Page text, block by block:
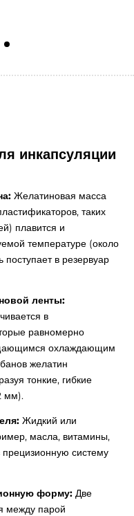
инкапсуляции
Желатиновая масса
таких
плавится и
температуре (около
в резервуар
ленты:
в
равномерно
охлаждающим
желатин
тонкие, гибкие
мм).
Жидкий или
масла, витамины,
прецизионную систему
форму: Две
между парой